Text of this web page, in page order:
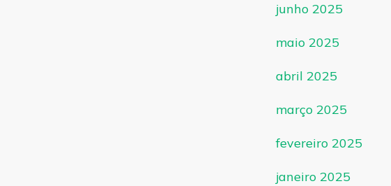
junho 2025
maio 2025
abril 2025
março 2025
fevereiro 2025
janeiro 2025